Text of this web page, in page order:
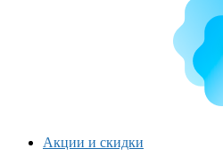
Акции и скидки